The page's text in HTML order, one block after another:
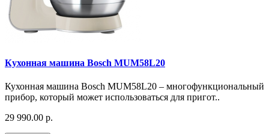
Кухонная машина Bosch MUM58L20
Кухонная машина Bosch MUM58L20 – многофункциональный
прибор, который может использоваться для пригот..
29 990.00 р.